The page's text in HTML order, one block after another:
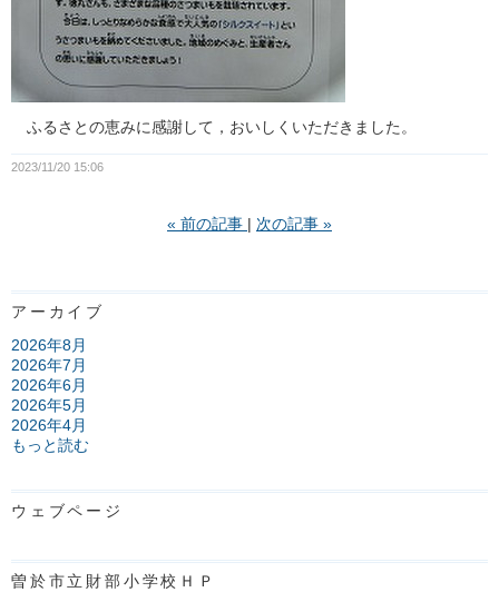
ふるさとの恵みに感謝して，おいしくいただきました。
2023/11/20 15:06
« 前の記事 次の記事 »
アーカイブ
2026年8月
2026年7月
2026年6月
2026年5月
2026年4月
もっと読む
ウェブページ
曽於市立財部小学校ＨＰ